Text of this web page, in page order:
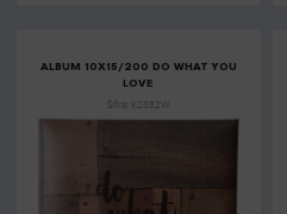
ALBUM 10X15/200 DO WHAT YOU
LOVE
Šifra: K2882W